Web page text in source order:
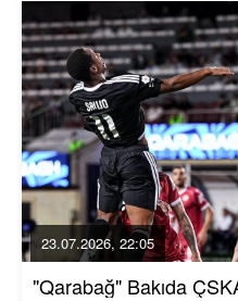
23.07.2026, 22:05
"Qarabağ" Bakıda